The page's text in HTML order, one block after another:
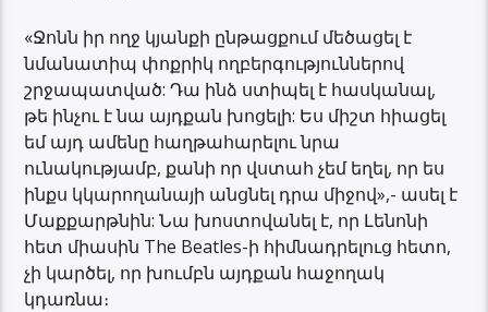
«Ջոնն իր ողջ կյանքի ընթացքում մեծացել է
նմանատիպ փոքրիկ ողբերգություններով
շրջապատված: Դա ինձ ստիպել է հասկանալ,
թե ինչու է նա այդքան խոցելի: Ես միշտ հիացել
եմ այդ ամենը հաղթահարելու նրա
ունակությամբ, քանի որ վստահ չեմ եղել, որ ես
ինքս կկարողանայի անցնել դրա միջով»,- ասել է
Մաքքարթնին: Նա խոստովանել է, որ Լենոնի
հետ միասին The Beatles-ի հիմնադրելուց հետո,
չի կարծել, որ խումբն այդքան հաջողակ
կդառնա։